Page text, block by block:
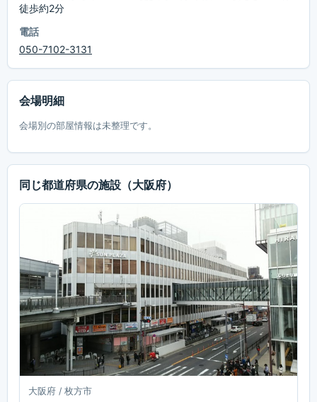
徒歩約2分
電話
050-7102-3131
会場明細
会場別の部屋情報は未整理です。
同じ都道府県の施設 （大阪府）
大阪府 / 枚方市